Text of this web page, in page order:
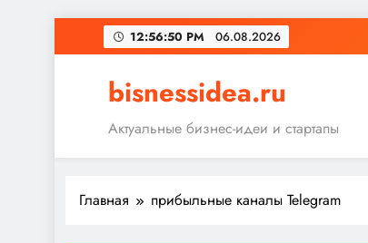
Перейти
к
12:56:50 PM 06.08.2026
bisnessidea.ru
Актуальные бизнес-идеи и стартапы
Главная прибыльные каналы Telegram